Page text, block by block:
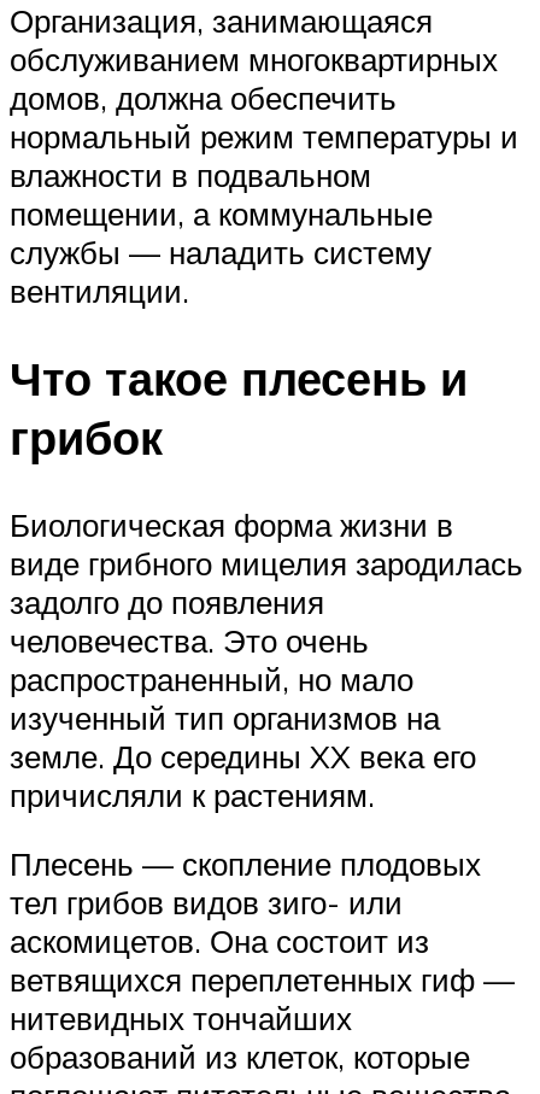
Организация, занимающаяся
обслуживанием многоквартирных
домов, должна обеспечить
нормальный режим температуры и
влажности в подвальном
помещении, а коммунальные
службы — наладить систему
вентиляции.
Что такое плесень и
грибок
Биологическая форма жизни в
виде грибного мицелия зародилась
задолго до появления
человечества. Это очень
распространенный, но мало
изученный тип организмов на
земле. До середины XX века его
причисляли к растениям.
Плесень — скопление плодовых
тел грибов видов зиго- или
аскомицетов. Она состоит из
ветвящихся переплетенных гиф —
нитевидных тончайших
образований из клеток, которые